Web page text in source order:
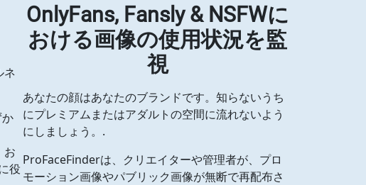
ネ
お
役
OnlyFans, Fansly & NSFWに
おける画像の使用状況を監
視
あなたの顔はあなたのブランドです。知らないうち
にプレミアムまたはアダルトの空間に流れないよう
にしましょう。.
ProFaceFinderは、クリエイターや管理者が、プロ
モーション画像やパブリック画像が無断で再配布さ